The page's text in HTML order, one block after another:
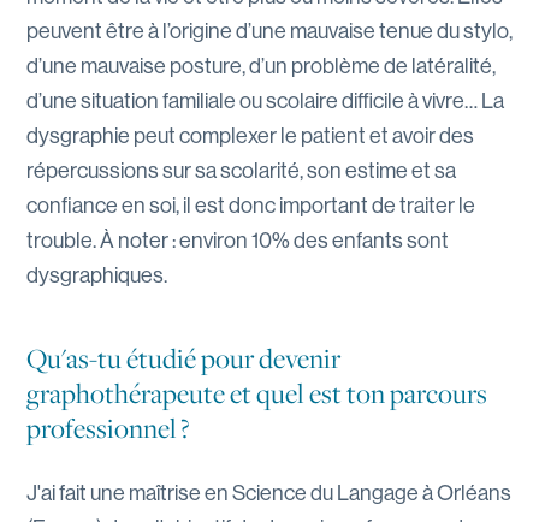
peuvent être à l’origine d’une mauvaise tenue du stylo,
d’une mauvaise posture, d’un problème de latéralité,
d’une situation familiale ou scolaire difficile à vivre… La
dysgraphie peut complexer le patient et avoir des
répercussions sur sa scolarité, son estime et sa
confiance en soi, il est donc important de traiter le
trouble. À noter : environ 10% des enfants sont
dysgraphiques.
Qu'as-tu étudié pour devenir
graphothérapeute et quel est ton parcours
professionnel ?
J'ai fait une maîtrise en Science du Langage à Orléans